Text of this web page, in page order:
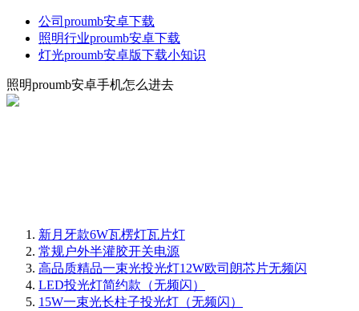
公司proumb安卓下载
照明行业proumb安卓下载
灯光proumb安卓版下载小知识
照明proumb安卓手机怎么进去
新月牙款6W瓦楞灯瓦片灯
常规户外半灌胶开关电源
高品质精品一束光投光灯12W欧司朗芯片无频闪
LED投光灯简约款（无频闪）
15W一束光长柱子投光灯（无频闪）